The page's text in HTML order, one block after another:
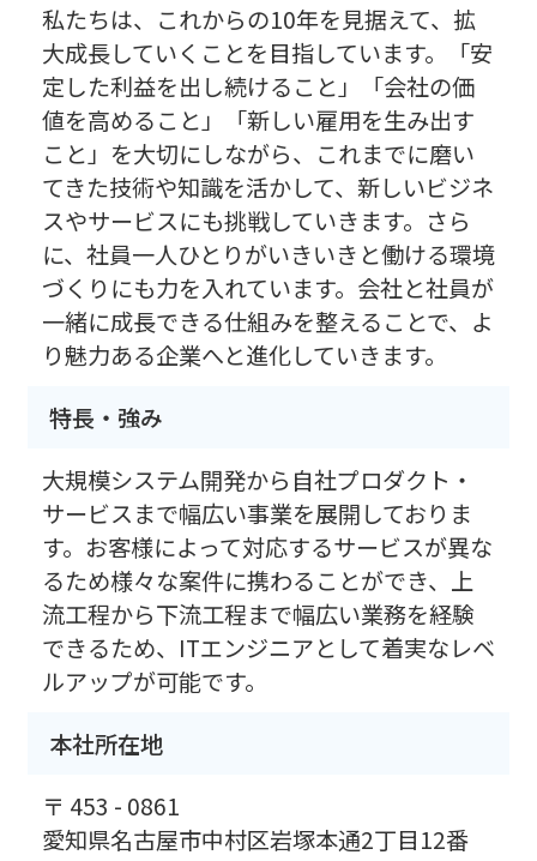
私たちは、これからの10年を見据えて、拡
大成長していくことを目指しています。「安
定した利益を出し続けること」「会社の価
値を高めること」「新しい雇用を生み出す
こと」を大切にしながら、これまでに磨い
てきた技術や知識を活かして、新しいビジネ
スやサービスにも挑戦していきます。さら
に、社員一人ひとりがいきいきと働ける環境
づくりにも力を入れています。会社と社員が
一緒に成長できる仕組みを整えることで、よ
り魅力ある企業へと進化していきます。
特長・強み
大規模システム開発から自社プロダクト・
サービスまで幅広い事業を展開しておりま
す。お客様によって対応するサービスが異な
るため様々な案件に携わることができ、上
流工程から下流工程まで幅広い業務を経験
できるため、ITエンジニアとして着実なレベ
ルアップが可能です。
本社所在地
〒 453 - 0861
愛知県名古屋市中村区岩塚本通2丁目12番